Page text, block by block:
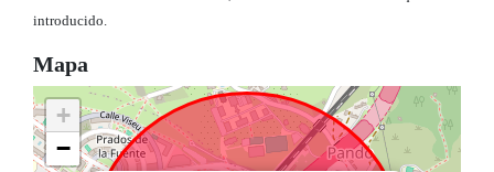
introducido.
Mapa
+
−